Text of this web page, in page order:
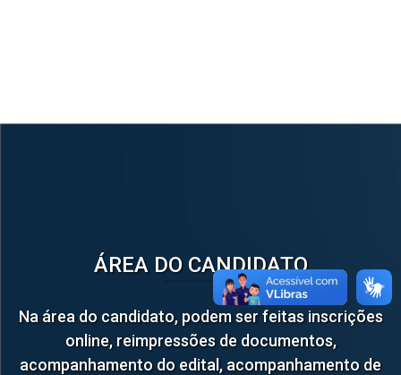
ÁREA DO CANDIDATO
Na área do candidato, podem ser feitas inscrições
online, reimpressões de documentos,
acompanhamento do edital, acompanhamento de